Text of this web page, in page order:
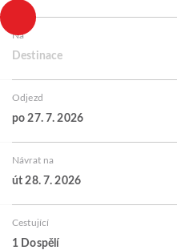
Na
Destinace
Odjezd
po 27. 7. 2026
Návrat na
út 28. 7. 2026
Cestující
1 Dospělí